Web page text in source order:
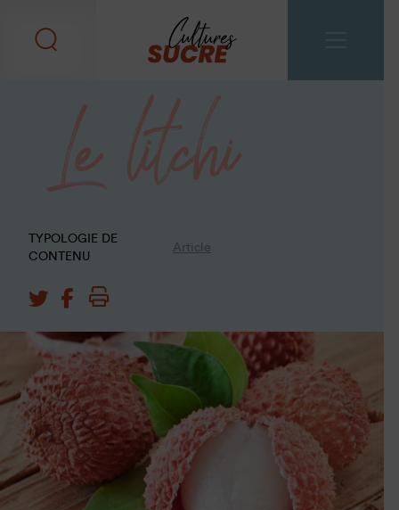
Le litchi
TYPOLOGIE DE
CONTENU
Article